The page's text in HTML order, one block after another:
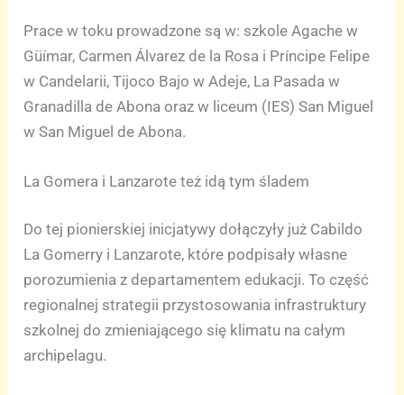
Prace w toku prowadzone są w: szkole Agache w
Güímar, Carmen Álvarez de la Rosa i Príncipe Felipe
w Candelarii, Tijoco Bajo w Adeje, La Pasada w
Granadilla de Abona oraz w liceum (IES) San Miguel
w San Miguel de Abona.
La Gomera i Lanzarote też idą tym śladem
Do tej pionierskiej inicjatywy dołączyły już Cabildo
La Gomerry i Lanzarote, które podpisały własne
porozumienia z departamentem edukacji. To część
regionalnej strategii przystosowania infrastruktury
szkolnej do zmieniającego się klimatu na całym
archipelagu.